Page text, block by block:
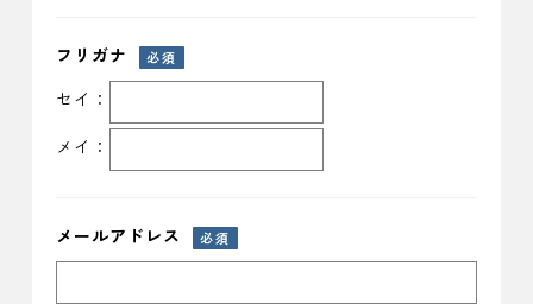
フリガナ 必須
セイ：
メイ：
メールアドレス 必須